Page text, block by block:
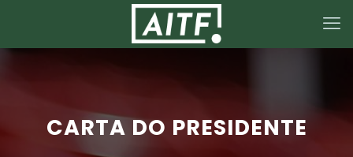
CARTA DO PRESIDENTE